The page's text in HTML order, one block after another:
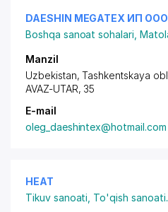
DAESHIN MEGATEX ИП ООО
Boshqa sanoat sohalari
Manzil
Uzbekistan, Tashkentskaya
AVAZ-UTAR, 35
E-mail
oleg_daeshintex@hotmail.com
HEAT
Tikuv sanoati To'qish sanoati